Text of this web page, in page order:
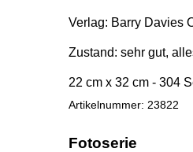
Verlag: Barry Davies
Zustand: sehr gut,
22 cm x 32 cm - 304
Artikelnummer: 23822
Fotoserie